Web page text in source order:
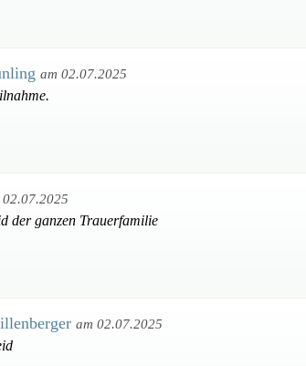
am 02.07.2025
02.07.2025
der ganzen Trauerfamilie
am 02.07.2025